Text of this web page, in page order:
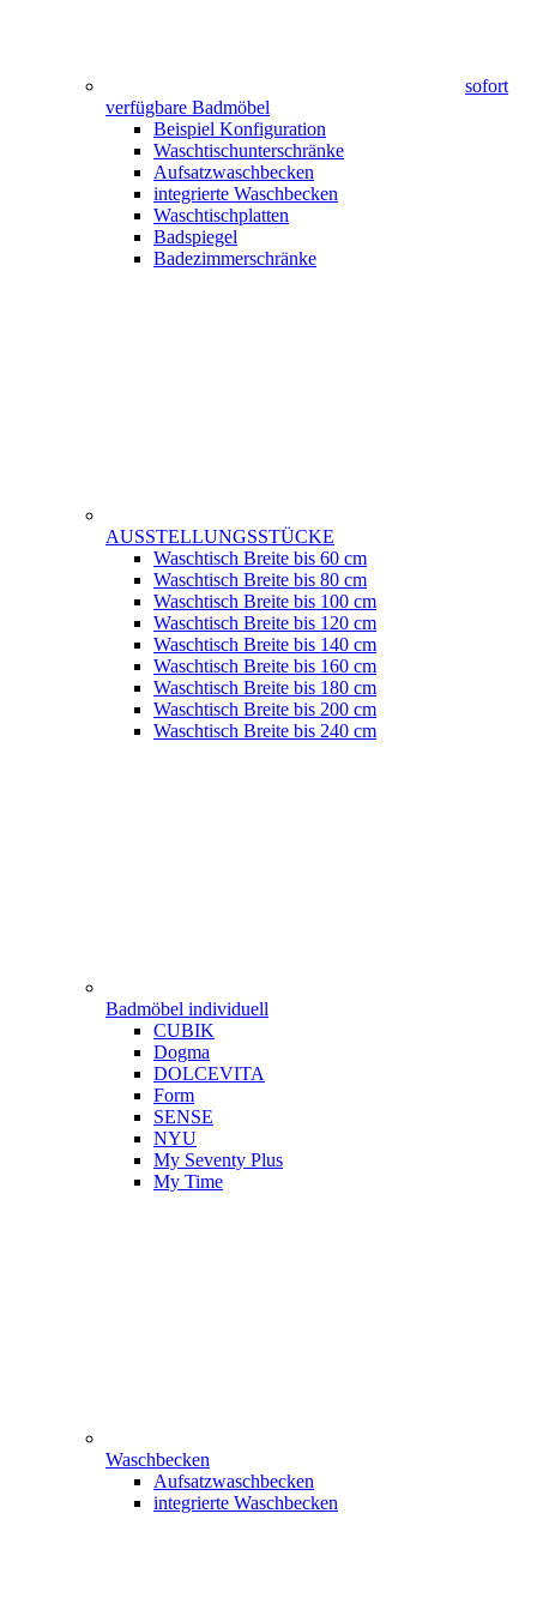
sofort
verfügbare Badmöbel
Beispiel Konfiguration
Waschtischunterschränke
Aufsatzwaschbecken
integrierte Waschbecken
Waschtischplatten
Badspiegel
Badezimmerschränke
AUSSTELLUNGSSTÜCKE
Waschtisch Breite bis 60 cm
Waschtisch Breite bis 80 cm
Waschtisch Breite bis 100 cm
Waschtisch Breite bis 120 cm
Waschtisch Breite bis 140 cm
Waschtisch Breite bis 160 cm
Waschtisch Breite bis 180 cm
Waschtisch Breite bis 200 cm
Waschtisch Breite bis 240 cm
Badmöbel individuell
CUBIK
Dogma
DOLCEVITA
Form
SENSE
NYU
My Seventy Plus
My Time
Waschbecken
Aufsatzwaschbecken
integrierte Waschbecken